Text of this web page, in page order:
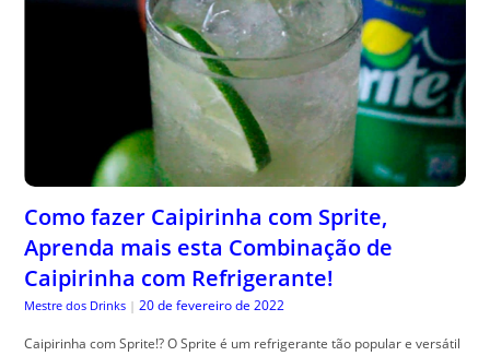
Como fazer Caipirinha com Sprite,
Aprenda mais esta Combinação de
Caipirinha com Refrigerante!
Mestre dos Drinks | 20 de fevereiro de 2022
Caipirinha com Sprite!? O Sprite é um refrigerante tão popular e versátil